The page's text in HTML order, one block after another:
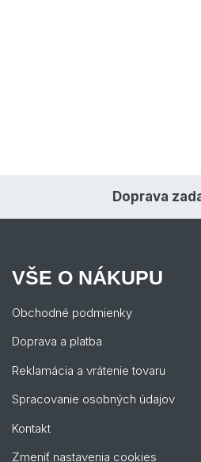
Doprava
VŠE O NÁKUPU
Obchodné podmienky
Doprava a platba
Reklamácia a vrátenie tovaru
Spracovanie osobných údajov
Kontakt
Zmeniť nastavenia cookies